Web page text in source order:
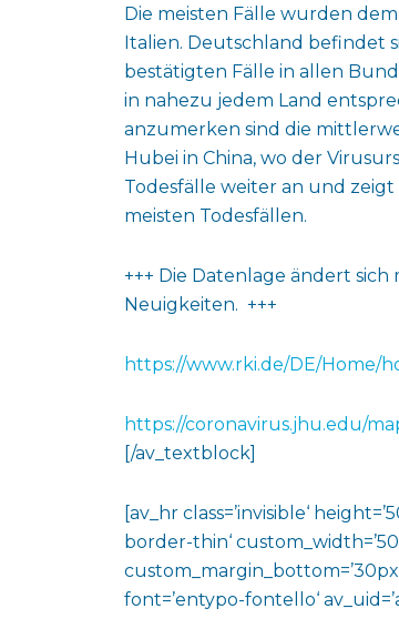
Die meisten Fälle wurden
Italien. Deutschland befindet
bestätigten Fälle in allen
in nahezu jedem Land
anzumerken sind die
Hubei in China, wo der
Todesfälle weiter an und
meisten Todesfällen.
+++ Die Datenlage ändert
Neuigkeiten. +++
https://www.rki.de/DE/Home/
https://coronavirus.jhu.edu/
[/av_textblock]
[av_hr class=’invisible‘
border-thin‘
font=’entypo-fontello‘